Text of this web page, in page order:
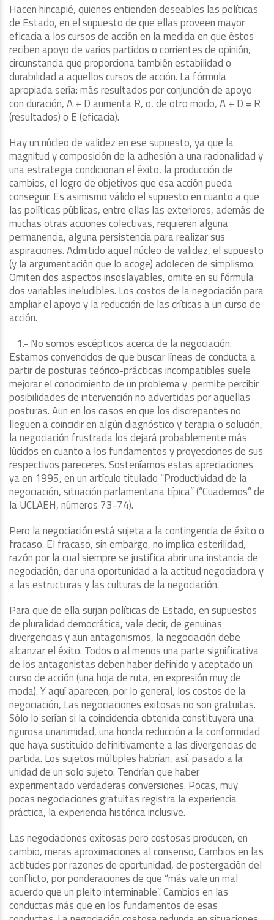
Hacen hincapié, quienes entienden deseables las políticas
de Estado, en el supuesto de que ellas proveen mayor
eficacia a los cursos de acción en la medida en que éstos
reciben apoyo de varios partidos o corrientes de opinión,
circunstancia que proporciona también estabilidad o
durabilidad a aquellos cursos de acción. La fórmula
apropiada sería: más resultados por conjunción de apoyo
con duración, A + D aumenta R, o, de otro modo, A + D = R
(resultados) o E (eficacia).
Hay un núcleo de validez en ese supuesto, ya que la
magnitud y composición de la adhesión a una racionalidad y
una estrategia condicionan el éxito, la producción de
cambios, el logro de objetivos que esa acción pueda
conseguir. Es asimismo válido el supuesto en cuanto a que
las políticas públicas, entre ellas las exteriores, además de
muchas otras acciones colectivas, requieren alguna
permanencia, alguna persistencia para realizar sus
aspiraciones. Admitido aquel núcleo de validez, el supuesto
(y la argumentación que lo acoge) adolecen de simplismo.
Omiten dos aspectos insoslayables, omite en su fórmula
dos variables ineludibles. Los costos de la negociación para
ampliar el apoyo y la reducción de las críticas a un curso de
acción.
1.- No somos escépticos acerca de la negociación.
Estamos convencidos de que buscar líneas de conducta a
partir de posturas teórico-prácticas incompatibles suele
mejorar el conocimiento de un problema y permite percibir
posibilidades de intervención no advertidas por aquellas
posturas. Aun en los casos en que los discrepantes no
lleguen a coincidir en algún diagnóstico y terapia o solución,
la negociación frustrada los dejará probablemente más
lúcidos en cuanto a los fundamentos y proyecciones de sus
respectivos pareceres. Sosteníamos estas apreciaciones
ya en 1995, en un artículo titulado “Productividad de la
negociación, situación parlamentaria típica” (“Cuadernos” de
la UCLAEH, números 73-74).
Pero la negociación está sujeta a la contingencia de éxito o
fracaso. El fracaso, sin embargo, no implica esterilidad,
razón por la cual siempre se justifica abrir una instancia de
negociación, dar una oportunidad a la actitud negociadora y
a las estructuras y las culturas de la negociación.
Para que de ella surjan políticas de Estado, en supuestos
de pluralidad democrática, vale decir, de genuinas
divergencias y aun antagonismos, la negociación debe
alcanzar el éxito. Todos o al menos una parte significativa
de los antagonistas deben haber definido y aceptado un
curso de acción (una hoja de ruta, en expresión muy de
moda). Y aquí aparecen, por lo general, los costos de la
negociación, Las negociaciones exitosas no son gratuitas.
Sólo lo serían si la coincidencia obtenida constituyera una
rigurosa unanimidad, una honda reducción a la conformidad
que haya sustituido definitivamente a las divergencias de
partida. Los sujetos múltiples habrían, así, pasado a la
unidad de un solo sujeto. Tendrían que haber
experimentado verdaderas conversiones. Pocas, muy
pocas negociaciones gratuitas registra la experiencia
práctica, la experiencia histórica inclusive.
Las negociaciones exitosas pero costosas producen, en
cambio, meras aproximaciones al consenso, Cambios en las
actitudes por razones de oportunidad, de postergación del
conflicto, por ponderaciones de que “más vale un mal
acuerdo que un pleito interminable”. Cambios en las
conductas más que en los fundamentos de esas